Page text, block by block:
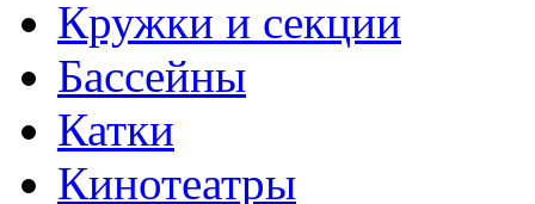
Кружки и секции
Бассейны
Катки
Кинотеатры